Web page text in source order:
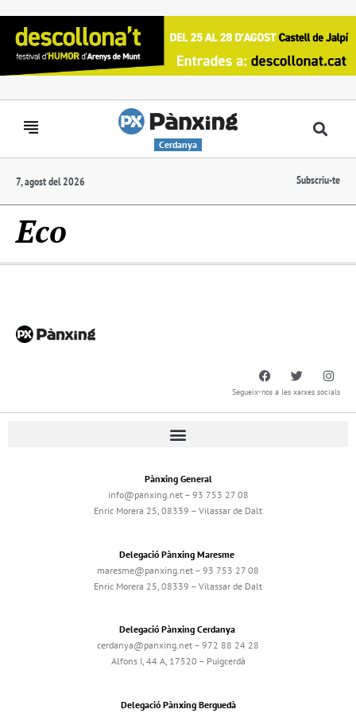
Cerdanya
7, agost del 2026 Subscriu-te
Eco
Segueix-nos a les xarxes socials
Pànxing General
info@panxing.net – 93 753 27 08
Enric Morera 25, 08339 – Vilassar de Dalt
Delegació Pànxing Maresme
maresme@panxing.net – 93 753 27 08
Enric Morera 25, 08339 – Vilassar de Dalt
Delegació Pànxing Cerdanya
cerdanya@panxing.net – 972 88 24 28
Alfons I, 44 A, 17520 – Puigcerdà
Delegació Pànxing Berguedà